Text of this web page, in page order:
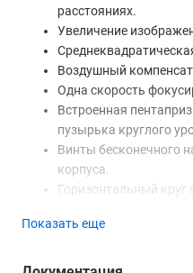
расстояниях.
Увеличение
Воздушный
Одна скорость
Встроенная
пузырька круглого
Винты бесконечного
корпуса.
Горизонтальный круг
влагозащищённый
Воздушный компенсатор
Показать еще